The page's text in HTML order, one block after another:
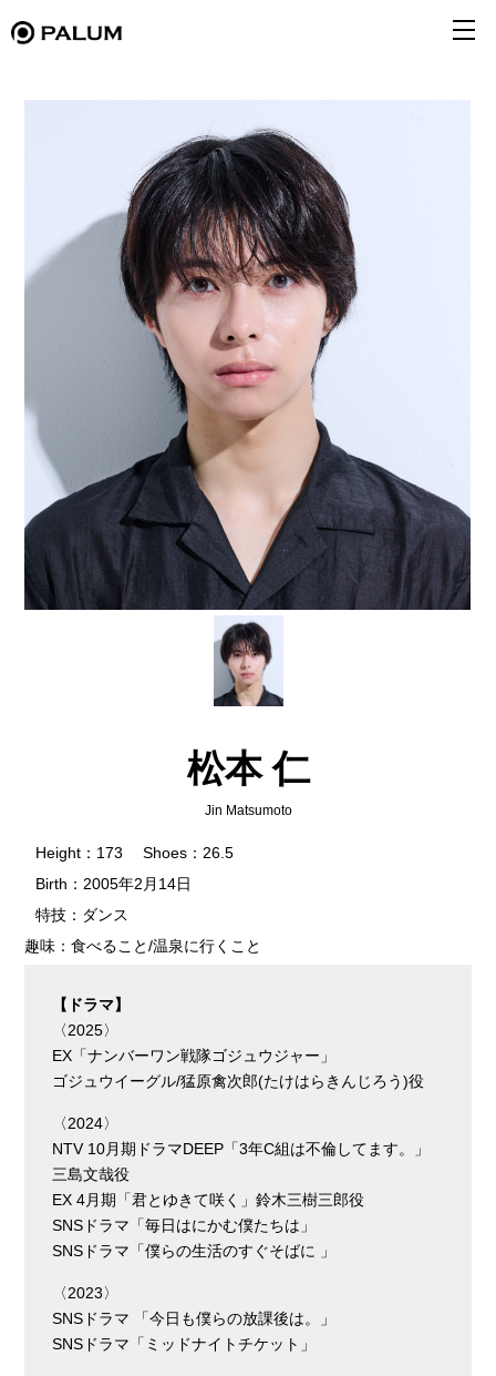
松本 仁
Jin Matsumoto
Height：173 Shoes：26.5
Birth：2005年2月14日
特技：ダンス
趣味：食べること/温泉に行くこと
【ドラマ】
〈2025〉
EX「ナンバーワン戦隊ゴジュウジャー」
ゴジュウイーグル/猛原禽次郎(たけはらきんじろう)役
〈2024〉
NTV 10月期ドラマDEEP「3年C組は不倫してます。」
三島文哉役
EX 4月期「君とゆきて咲く」鈴木三樹三郎役
SNSドラマ「毎日はにかむ僕たちは」
SNSドラマ「僕らの生活のすぐそばに 」
〈2023〉
SNSドラマ 「今日も僕らの放課後は。」
SNSドラマ「ミッドナイトチケット」